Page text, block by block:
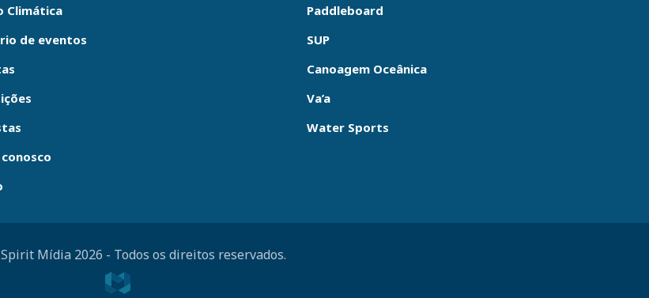
Climática
de eventos
Paddleboard
SUP
Canoagem Oceânica
Va’a
Water Sports
Mídia 2026 - Todos os direitos reservados.